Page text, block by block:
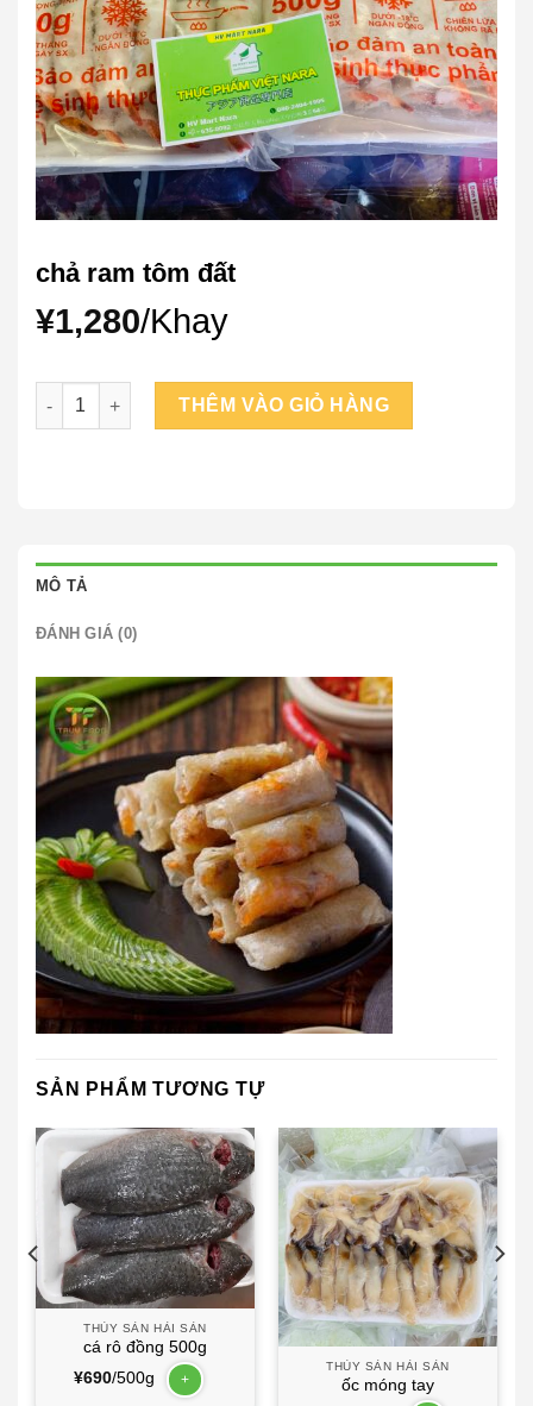
chả ram tôm đất
¥1,280/Khay
chả ram tôm đất số lượng
THÊM VÀO GIỎ HÀNG
MÔ TẢ
ĐÁNH GIÁ (0)
SẢN PHẨM TƯƠNG TỰ
THỦY SẢN HẢI SẢN
cá rô đồng 500g
¥690/500g +
THỦY SẢN HẢI SẢN
ốc móng tay